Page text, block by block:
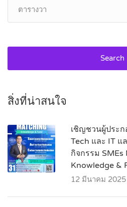
Search
สิ่งที่น่าสนใจ
เชิญชวนผู้ประก
Tech และ IT แ
กิจกรรม
Knowledge &
12 มีนาคม 2025